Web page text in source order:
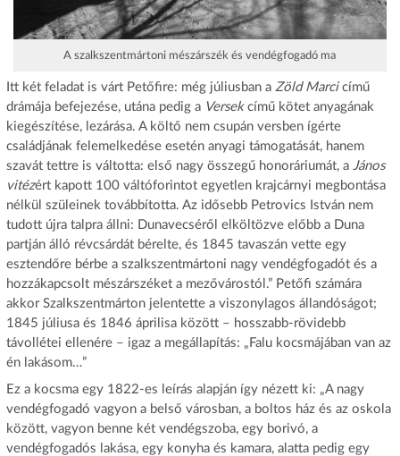
A szalkszentmártoni mészárszék és vendégfogadó ma
Itt két feladat is várt Petőfire: még júliusban a Zöld Marcicímű
drámája befejezése, utána pedig a Versekcímű kötet anyagának
kiegészítése, lezárása. A költő nem csupán versben ígérte
családjának felemelkedése esetén anyagi támogatását, hanem
szavát tettre is váltotta: első nagy összegű honoráriumát, a János
vitézért kapott 100 váltóforintot egyetlen krajcárnyi megbontása
nélkül szüleinek továbbította. Az idősebb Petrovics István nem
tudott újra talpra állni: Dunavecséről elköltözve előbb a Duna
partján álló révcsárdát bérelte, és 1845 tavaszán vette egy
esztendőre bérbe a szalkszentmártoni nagy vendégfogadót és a
hozzákapcsolt mészárszéket a mezővárostól.” Petőfi számára
akkor Szalkszentmárton jelentette a viszonylagos állandóságot;
1845 júliusa és 1846 áprilisa között – hosszabb-rövidebb
távollétei ellenére – igaz a megállapítás: „Falu kocsmájában van az
én lakásom…”
Ez a kocsma egy 1822-es leírás alapján így nézett ki: „A nagy
vendégfogadó vagyon a belső városban, a boltos ház és az oskola
között, vagyon benne két vendégszoba, egy borivó, a
vendégfogadós lakása, egy konyha és kamara, alatta pedig egy